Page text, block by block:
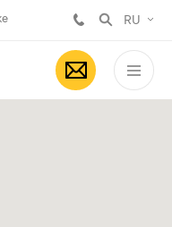
RU